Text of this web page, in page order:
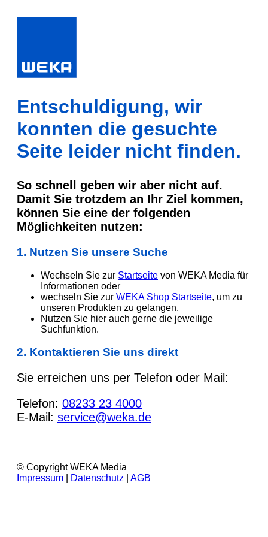
Entschuldigung, wir
konnten die gesuchte
Seite leider nicht finden.
So schnell geben wir aber nicht auf.
Damit Sie trotzdem an Ihr Ziel kommen,
können Sie eine der folgenden
Möglichkeiten nutzen:
1. Nutzen Sie unsere Suche
Wechseln Sie zur Startseite von WEKA Media für
Informationen oder
wechseln Sie zur WEKA Shop Startseite, um zu
unseren Produkten zu gelangen.
Nutzen Sie hier auch gerne die jeweilige
Suchfunktion.
2. Kontaktieren Sie uns direkt
Sie erreichen uns per Telefon oder Mail:
Telefon: 08233 23 4000
E-Mail: service@weka.de
© Copyright WEKA Media
Impressum
Datenschutz AGB